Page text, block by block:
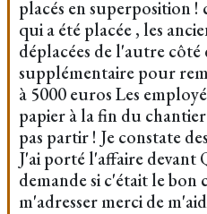
placés en superposition
qui a été placée , les
déplacées de l'autre
supplémentaire pour
à 5000 euros Les
papier à la fin du
pas partir ! Je constate
J'ai porté l'affaire devant
demande si c'était le bon
m'adresser merci de